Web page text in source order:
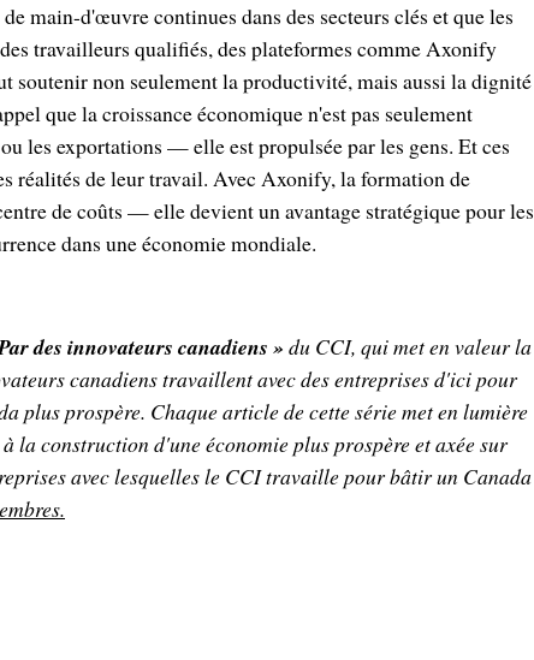
main-d'œuvre continues dans des secteurs clés et que les
travailleurs qualifiés, des plateformes comme Axonify
soutenir non seulement la productivité, mais aussi la dignité
que la croissance économique n'est pas seulement
les exportations — elle est propulsée par les gens. Et ces
réalités de leur travail. Avec Axonify, la formation de
de coûts — elle devient un avantage stratégique pour les
dans une économie mondiale.
des innovateurs canadiens » du CCI, qui met en valeur la
canadiens travaillent avec des entreprises d'ici pour
plus prospère. Chaque article de cette série met en lumière
la construction d'une économie plus prospère et axée sur
avec lesquelles le CCI travaille pour bâtir un Canada